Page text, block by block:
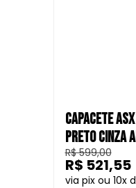
CAPACETE
PRETO CINZA
R$ 599,00
10
R$ 521,55